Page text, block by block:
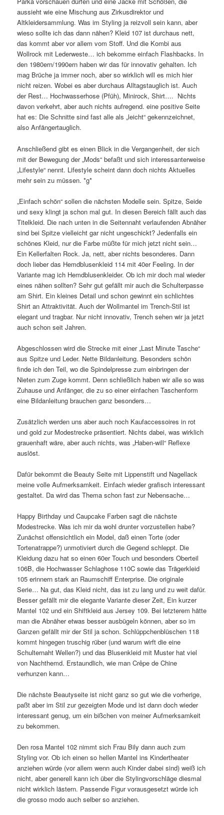
aussieht wie eine Mischung aus Zirkusdirektor und
Altkleidersammlung. Was im Styling ja reizvoll sein kann, aber
wieso sollte ich das dann nähen? Kleid 107 ist durchaus nett,
das kommt aber vor allem vom Stoff. Und die Kombi aus
Wollrock mit Lederweste… ich bekomme einfach Flashbacks. In
den 1980ern/1990ern haben wir das für innovativ gehalten. Ich
mag Brüche ja immer noch, aber so wirklich will es mich hier
nicht reizen. Wobei es aber durchaus Alltagstauglich ist. Auch
der Rest… Hochwasserhose (Pfüh), Minirock, Shirt…. Nichts
davon verkehrt, aber auch nichts aufregend. eine positive Seite
hat es: Die Schnitte sind fast alle als „leicht“ gekennzeichnet,
also Anfängertauglich.
Anschließend gibt es einen Blick in die Vergangenheit, der sich
mit der Bewegung der „Mods“ befaßt und sich interessanterweise
„Lifestyle“ nennt. Lifestyle scheint dann doch nichts Aktuelles
mehr sein zu müssen. *g*
„Einfach schön“ sollen die nächsten Modelle sein. Spitze, Seide
und sexy klingt ja schon mal gut. In diesen Bereich fällt auch das
Titelkleid. Die nach unten in die Seitennaht verlaufenden Abnäher
sind bei Spitze vielleicht gar nicht ungeschickt? Jedenfalls ein
schönes Kleid, nur die Farbe müßte für mich jetzt nicht sein…
Ein Kellerfalten Rock. Ja, nett, aber nichts besonderes. Dann
doch lieber das Hemdblusenkleid 114 mit 40er Feeling. In der
Variante mag ich Hemdblusenkleider. Ob ich mir doch mal wieder
eines nähen sollten? Sehr gut gefällt mir auch die Schulterpasse
am Shirt. Ein kleines Detail und schon gewinnt ein schlichtes
Shirt an Attraktivität. Auch der Wollmantel im Trench-Stil ist
elegant und tragbar. Nur nicht innovativ, Trench sehen wir ja jetzt
auch schon seit Jahren.
Abgeschlossen wird die Strecke mit einer „Last Minute Tasche“
aus Spitze und Leder. Nette Bildanleitung. Besonders schön
finde ich den Teil, wo die Spindelpresse zum einbringen der
Nieten zum Zuge kommt. Denn schließlich haben wir alle so was
Zuhause und Anfänger, die zu so einer einfachen Taschenform
eine Bildanleitung brauchen ganz besonders…
Zusätzlich werden uns aber auch noch Kaufaccessoires in rot
und gold zur Modestrecke präsentiert. Nichts dabei, was wirklich
grauenhaft wäre, aber auch nichts, was „Haben-will“ Reflexe
auslöst.
Dafür bekommt die Beauty Seite mit Lippenstift und Nagellack
meine volle Aufmerksamkeit. Einfach wieder grafisch interessant
gestaltet. Da wird das Thema schon fast zur Nebensache…
Happy Birthday und Caupcake Farben sagt die nächste
Modestrecke. Was ich mir da wohl drunter vorzustellen habe?
Zunächst offensichtlich ein Model, daß einen Torte (oder
Tortenatrappe?) unmotiviert durch die Gegend schleppt. Die
Kleidung dazu hat so einen 60er Touch und besonders Oberteil
106B, die Hochwasser Schlaghose 110C sowie das Trägerkleid
105 erinnern stark an Raumschiff Enterprise. Die originale
Serie… Na gut, das Kleid nicht, das ist zu lang und zu weit dafür.
Besser gefällt mir die elegante Variante dieser Zeit, Ein kurzer
Mantel 102 und ein Shiftkleid aus Jersey 109. Bei letzterem hätte
man die Abnäher etwas besser ausbügeln können, aber so im
Ganzen gefällt mir der Stil ja schon. Schlüppchenblüschen 118
kommt hingegen truschig rüber (und warum wirft die eine
Schulternaht Wellen?) und das Blusenkleid mit Muster hat viel
von Nachthemd. Erstaundlich, wie man Crêpe de Chine
verhunzen kann…
Die nächste Beautyseite ist nicht ganz so gut wie die vorherige,
paßt aber im Stil zur gezeigten Mode und ist dann doch wieder
interessant genug, um ein bißchen von meiner Aufmerksamkeit
zu bekommen.
Den rosa Mantel 102 nimmt sich Frau Bily dann auch zum
Styling vor. Ob ich einen so hellen Mantel ins Kindertheater
anziehen würde (vor allem wenn auch Kinder dabei sind) weiß ich
nicht, aber generell kann ich über die Stylingvorschläge diesmal
nicht wirklich lästern. Passende Figur vorausgesetzt würde ich
die grosso modo auch selber so anziehen.